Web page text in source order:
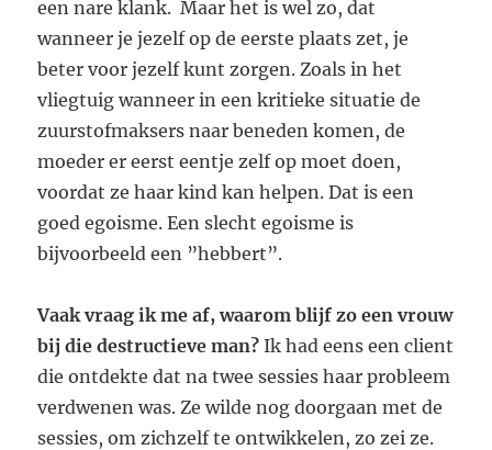
een nare klank. Maar het is wel zo, dat
wanneer je jezelf op de eerste plaats zet, je
beter voor jezelf kunt zorgen. Zoals in het
vliegtuig wanneer in een kritieke situatie de
zuurstofmaksers naar beneden komen, de
moeder er eerst eentje zelf op moet doen,
voordat ze haar kind kan helpen. Dat is een
goed egoisme. Een slecht egoisme is
bijvoorbeeld een ”hebbert”.
Vaak vraag ik me af, waarom blijf zo een vrouw
bij die destructieve man?Ik had eens een client
die ontdekte dat na twee sessies haar probleem
verdwenen was. Ze wilde nog doorgaan met de
sessies, om zichzelf te ontwikkelen, zo zei ze.